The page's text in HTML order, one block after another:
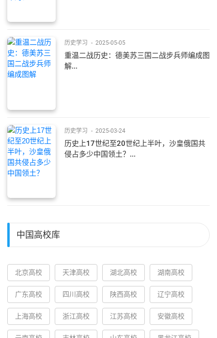
历史学习 - 2025-05-05
重温二战历史：德美苏三国二战步兵师编成图
解...
历史学习 - 2025-03-24
历史上17世纪至20世纪上半叶，沙皇俄国共
侵占多少中国领土？...
中国高校库
北京高校 天津高校 湖北高校 湖南高校
广东高校 四川高校 陕西高校 辽宁高校
上海高校 浙江高校 江苏高校 安徽高校